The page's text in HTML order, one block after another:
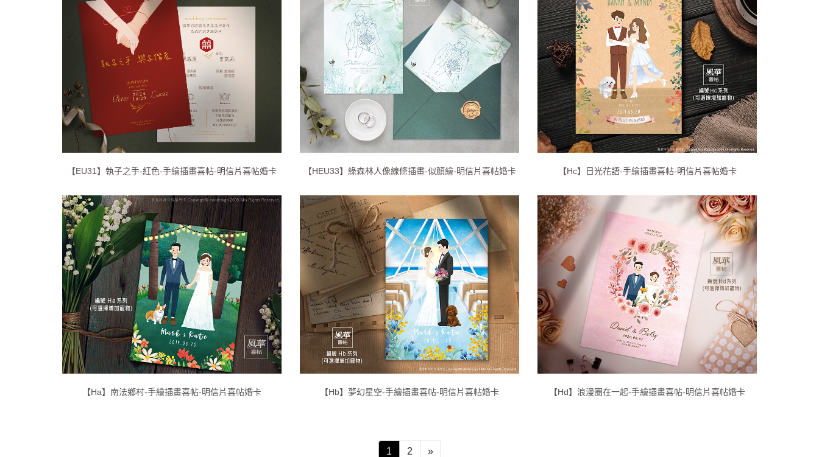
【EU31】執子之手-紅色-手繪插畫喜帖-明信片喜帖婚卡 【HEU33】綠森林人像線條插畫-似顏繪-明信片喜帖婚卡 【Hc】日光花語-手繪插畫喜帖-明信片喜帖婚卡
【Ha】南法鄉村-手繪插畫喜帖-明信片喜帖婚卡 【Hb】夢幻星空-手繪插畫喜帖-明信片喜帖婚卡 【Hd】浪漫圈在一起-手繪插畫喜帖-明信片喜帖婚卡
1 2 »